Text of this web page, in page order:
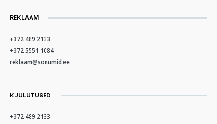
REKLAAM
+372 489 2133
+372 5551 1084
reklaam@sonumid.ee
KUULUTUSED
+372 489 2133